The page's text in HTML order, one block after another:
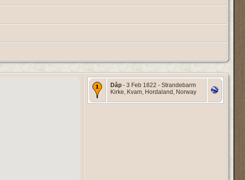
Dåp - 3 Feb 1822 - Strandebarm
Kirke, Kvam, Hordaland, Norway